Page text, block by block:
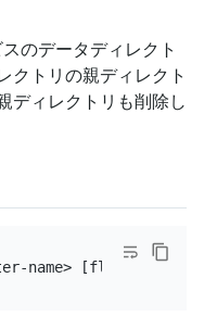
のデータディレクト
クトリの親ディレクト
ディレクトリも削除し